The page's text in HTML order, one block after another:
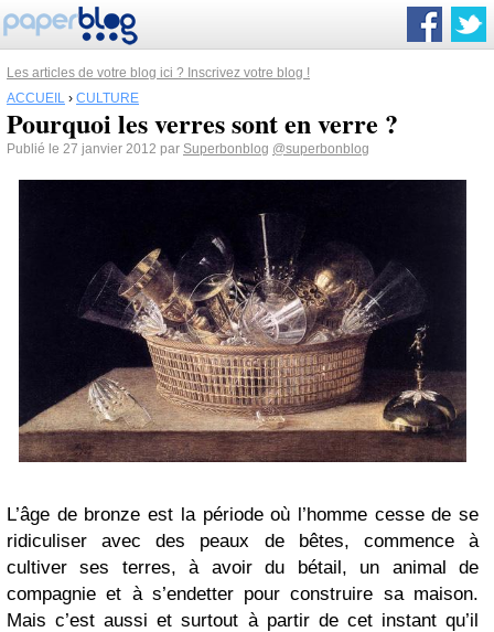
Les articles de votre blog ici ? Inscrivez votre blog !
ACCUEIL › CULTURE
Pourquoi les verres sont en verre ?
Publié le 27 janvier 2012 par Superbonblog @superbonblog
L’âge de bronze est la période où l’homme cesse de se
ridiculiser avec des peaux de bêtes, commence à
cultiver ses terres, à avoir du bétail, un animal de
compagnie et à s’endetter pour construire sa maison.
Mais c’est aussi et surtout à partir de cet instant qu’il